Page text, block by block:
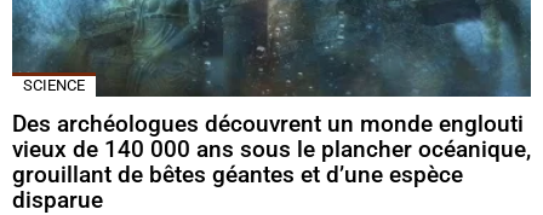
SCIENCE
Des archéologues découvrent un monde englouti
vieux de 140 000 ans sous le plancher océanique,
grouillant de bêtes géantes et d’une espèce
disparue